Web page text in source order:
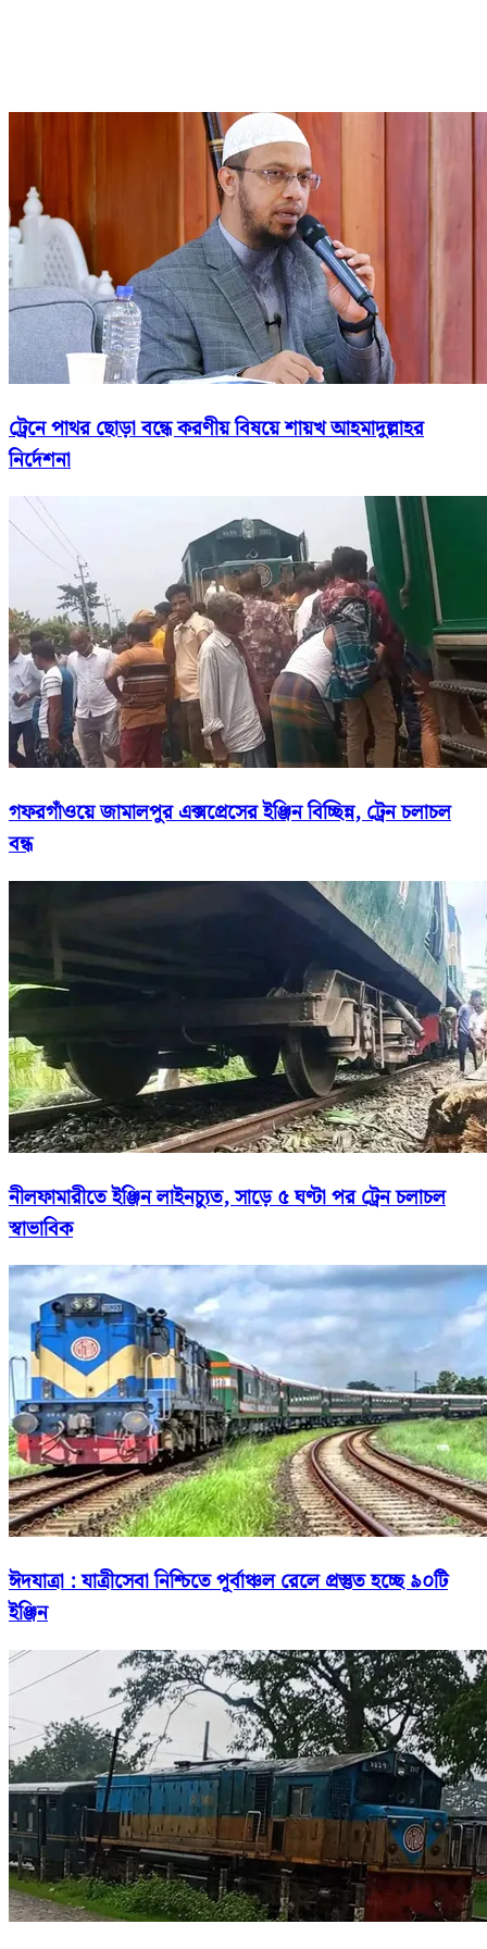
ট্রেনে পাথর ছোড়া বন্ধে করণীয় বিষয়ে শায়খ আহমাদুল্লাহর
নির্দেশনা
গফরগাঁওয়ে জামালপুর এক্সপ্রেসের ইঞ্জিন বিচ্ছিন্ন, ট্রেন চলাচল
বন্ধ
নীলফামারীতে ইঞ্জিন লাইনচ্যুত, সাড়ে ৫ ঘণ্টা পর ট্রেন চলাচল
স্বাভাবিক
ঈদযাত্রা : যাত্রীসেবা নিশ্চিতে পূর্বাঞ্চল রেলে প্রস্তুত হচ্ছে ৯০টি
ইঞ্জিন